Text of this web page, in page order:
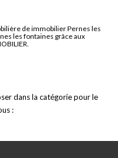
de immobilier Pernes les
les fontaines grâce aux
dans la catégorie pour le
: